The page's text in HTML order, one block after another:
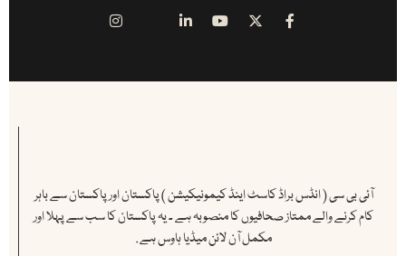
آئی بی سی ( انڈس براڈ کاسٹ اینڈ کیمونیکیشن ) پاکستان اور پاکستان سے باہر
کام کرنے والے ممتاز صحافیوں کا منصوبہ ہے ۔ یہ پاکستان کا سب سے پہلا اور
مکمل آن لائن میڈیا ہاوس ہے .